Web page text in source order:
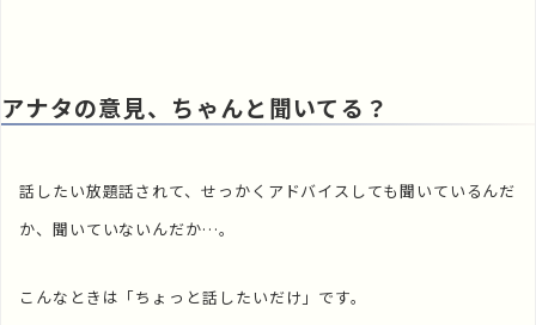
アナタの意見、ちゃんと聞いてる？
話したい放題話されて、せっかくアドバイスしても聞いているんだ
か、聞いていないんだか…。
こんなときは「ちょっと話したいだけ」です。